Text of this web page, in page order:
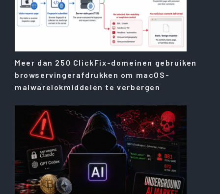
Meer dan 250 ClickFix-domeinen gebruiken
browservingerafdrukken om macOS-
malwarelokmiddelen te verbergen